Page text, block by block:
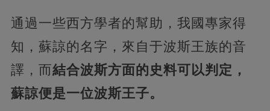
通過一些西方學者的幫助，我國專家得
知，蘇諒的名字，來自于波斯王族的音
譯，而結合波斯方面的史料可以判定，
蘇諒便是一位波斯王子。